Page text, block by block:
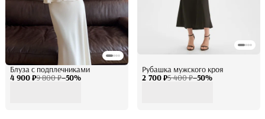
4 900 ₽9 800 ₽−50%
Блуза с подплечниками
2 700 ₽5 400 ₽−50%
Рубашка мужского кроя